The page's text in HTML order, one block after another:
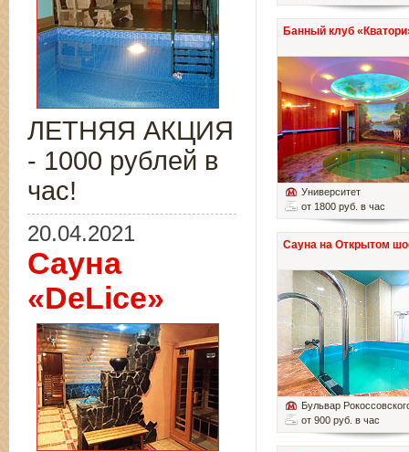
Банный клуб
Университет
от 1800 руб. в час
Сауна на Открытом
Бульвар
от 900 руб. в час
ЛЕТНЯЯ АКЦИЯ
- 1000 рублей в
час!
20.04.2021
Сауна
«DeLice»